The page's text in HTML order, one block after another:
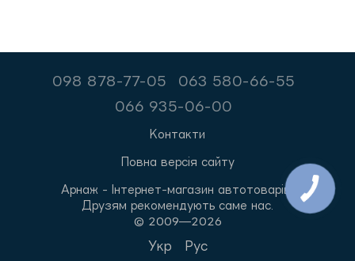
098 878-77-05
063 580-66-55
066 935-06-00
Контакти
Повна версія сайту
Арнаж - Інтернет-магазин автотоварів.
Друзям рекомендують саме нас.
© 2009—2026
Укр Рус